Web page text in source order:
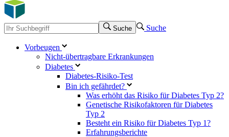
Suche Suche
Vorbeugen
Nicht-übertragbare Erkrankungen
Diabetes
Diabetes-Risiko-Test
Bin ich gefährdet?
Was erhöht das Risiko für Diabetes Typ 2?
Genetische Risikofaktoren für Diabetes
Typ 2
Besteht ein Risiko für Diabetes Typ 1?
Erfahrungsberichte